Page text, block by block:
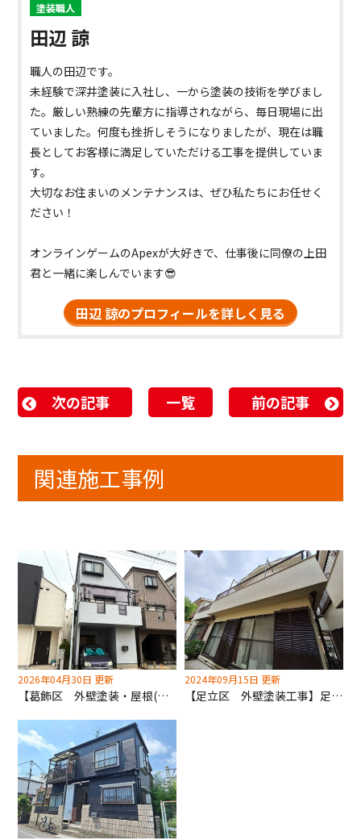
塗装職人
田辺 諒
職人の田辺です。
未経験で深井塗装に入社し、一から塗装の技術を学びまし
た。厳しい熟練の先輩方に指導されながら、毎日現場に出
ていました。何度も挫折しそうになりましたが、現在は職
長としてお客様に満足していただける工事を提供していま
す。
大切なお住まいのメンテナンスは、ぜひ私たちにお任せく
ださい！
オンラインゲームのApexが大好きで、仕事後に同僚の上田
君と一緒に楽しんでいます😎
田辺 諒のプロフィールを詳しく見る
次の記事 一覧 前の記事
関連施工事例
2026年04月30日 更新
【葛飾区 外壁塗装・屋根(遮熱)塗装工事】フッ素塗料で遮熱効果UP！葛飾区助成金を使用できます！
2024年09月15日 更新
【足立区 外壁塗装工事】足立区 外壁塗装助成金使用！申請無料代行いたします！